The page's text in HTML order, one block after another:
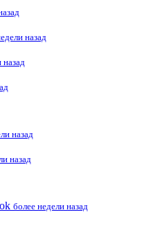
назад
назад
назад
назад
более недели назад